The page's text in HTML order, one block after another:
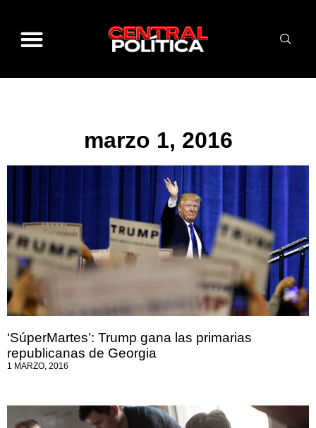
marzo 1, 2016
‘SúperMartes’: Trump gana las primarias
republicanas de Georgia
1 MARZO, 2016